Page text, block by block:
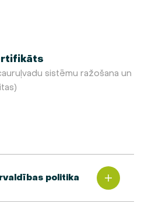
sistēmu ražošana un
politika